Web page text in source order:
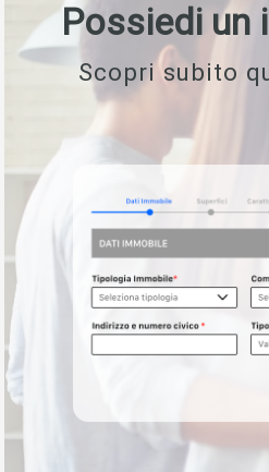
Possiedi un
Scopri subito